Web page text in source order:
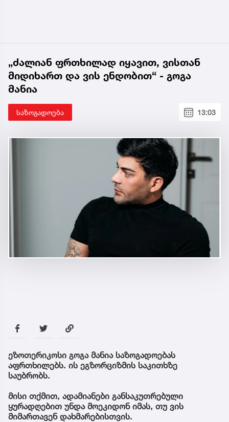
„ძალიან ფრთხილად იყავით, ვისთან
მიდიხართ და ვის ენდობით“ - გოგა
მანია
საზოგადოება 13:03
ეზოთერიკოსი გოგა მანია საზოგადოებას
აფრთხილებს. ის ეგზორციზმის საკითხზე
საუბრობს.
მისი თქმით, ადამიანები განსაკუთრებული
ყურადღებით უნდა მოეკიდონ იმას, თუ ვის
მიმართავენ დახმარებისთვის.